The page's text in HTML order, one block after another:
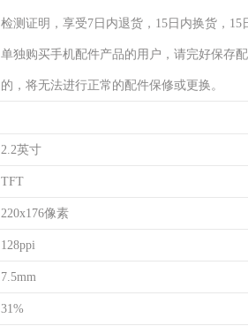
检测证明，享受7日内退货，15日内换货，
单独购买手机配件产品的用户，请完好保存
的，将无法进行正常的配件保修或更换。
2.2英寸
TFT
220x176像素
128ppi
7.5mm
31%